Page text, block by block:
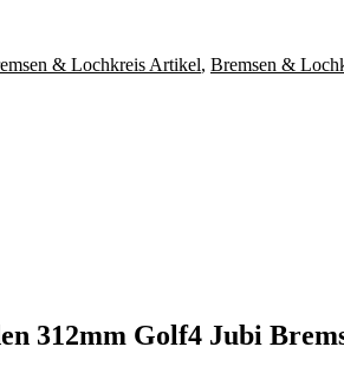
& Lochkreis Artikel, Bremsen &
312mm Golf4 Jubi